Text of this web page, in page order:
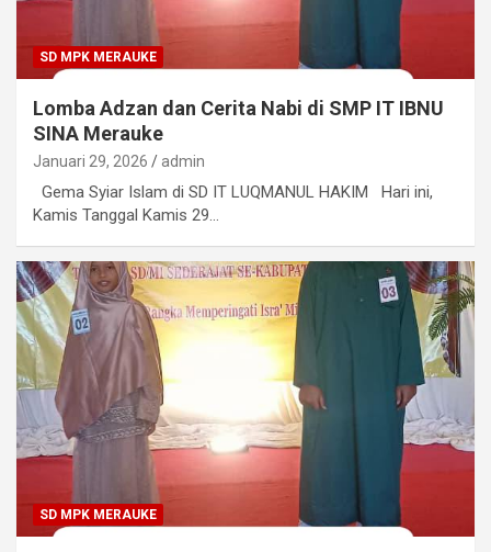
SD MPK MERAUKE
Lomba Adzan dan Cerita Nabi di SMP IT IBNU
SINA Merauke
Januari 29, 2026 admin
Gema Syiar Islam di SD IT LUQMANUL HAKIM Hari ini,
Kamis Tanggal Kamis 29…
SD MPK MERAUKE